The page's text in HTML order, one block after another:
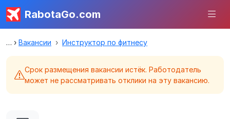
RabotaGo.com
Вакансии Инструктор по фитнесу
Срок размещения вакансии истёк. Работодатель
может не рассматривать отклики на эту вакансию.